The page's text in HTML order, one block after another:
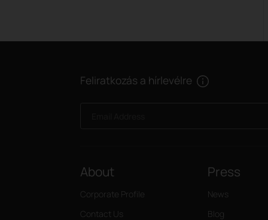
Feliratkozás a hírlevélre
About
Corporate Profile
Contact Us
Press
News
Blog